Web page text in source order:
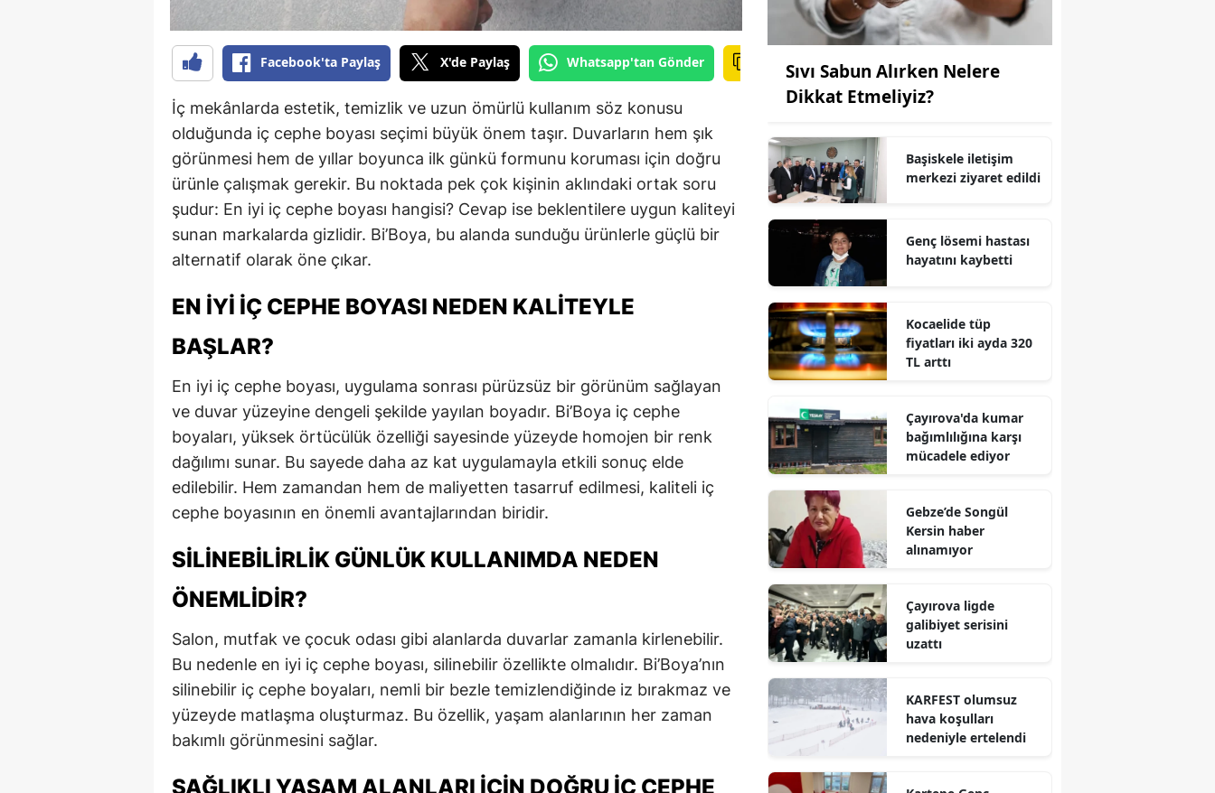
Yozgat
Aksaray
Karaman
Batman
Ardahan
Yalova
Karabük
Osmaniye
Facebook'ta Paylaş X'de Paylaş Whatsapp'tan Gönder
İç mekânlarda estetik, temizlik ve uzun ömürlü kullanım söz konusu
olduğunda iç cephe boyası seçimi büyük önem taşır. Duvarların hem şık
görünmesi hem de yıllar boyunca ilk günkü formunu koruması için doğru
ürünle çalışmak gerekir. Bu noktada pek çok kişinin aklındaki ortak soru
şudur: En iyi iç cephe boyası hangisi? Cevap ise beklentilere uygun kaliteyi
sunan markalarda gizlidir. Bi’Boya, bu alanda sunduğu ürünlerle güçlü bir
alternatif olarak öne çıkar.
EN İYI İÇ CEPHE BOYASI NEDEN KALITEYLE
BAŞLAR?
En iyi iç cephe boyası, uygulama sonrası pürüzsüz bir görünüm sağlayan
ve duvar yüzeyine dengeli şekilde yayılan boyadır. Bi’Boya iç cephe
boyaları, yüksek örtücülük özelliği sayesinde yüzeyde homojen bir renk
dağılımı sunar. Bu sayede daha az kat uygulamayla etkili sonuç elde
edilebilir. Hem zamandan hem de maliyetten tasarruf edilmesi, kaliteli iç
cephe boyasının en önemli avantajlarından biridir.
SILINEBILIRLIK GÜNLÜK KULLANIMDA NEDEN
ÖNEMLIDIR?
Salon, mutfak ve çocuk odası gibi alanlarda duvarlar zamanla kirlenebilir.
Bu nedenle en iyi iç cephe boyası, silinebilir özellikte olmalıdır. Bi’Boya’nın
silinebilir iç cephe boyaları, nemli bir bezle temizlendiğinde iz bırakmaz ve
yüzeyde matlaşma oluşturmaz. Bu özellik, yaşam alanlarının her zaman
bakımlı görünmesini sağlar.
SAĞLIKLI YAŞAM ALANLARI İÇIN DOĞRU İÇ CEPHE
Sıvı Sabun Alırken Nelere
Dikkat Etmeliyiz?
Başiskele iletişim
merkezi ziyaret edildi
Genç lösemi hastası
hayatını kaybetti
Kocaelide tüp
fiyatları iki ayda 320
TL arttı
Çayırova'da kumar
bağımlılığına karşı
mücadele ediyor
Gebze’de Songül
Kersin haber
alınamıyor
Çayırova ligde
galibiyet serisini
uzattı
KARFEST olumsuz
hava koşulları
nedeniyle ertelendi